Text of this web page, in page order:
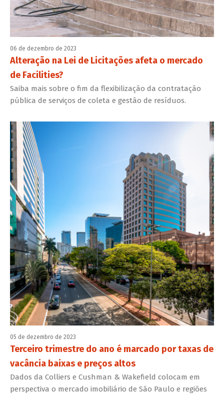
06 de dezembro de 2023
Alteração na Lei de Licitações afeta o mercado
de Facilities?
Saiba mais sobre o fim da flexibilização da contratação
pública de serviços de coleta e gestão de resíduos.
05 de dezembro de 2023
Terceiro trimestre do ano é marcado por taxas de
vacância baixas e preços altos
Dados da Colliers e Cushman & Wakefield colocam em
perspectiva o mercado imobiliário de São Paulo e regiões